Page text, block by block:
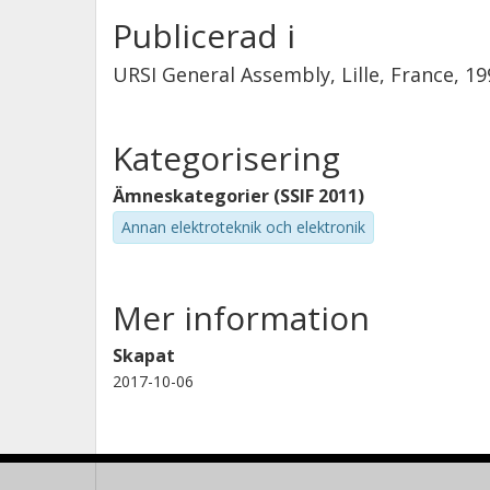
Publicerad i
URSI General Assembly, Lille, France,
Kategorisering
Ämneskategorier (SSIF 2011)
Annan elektroteknik och elektronik
Mer information
Skapat
2017-10-06